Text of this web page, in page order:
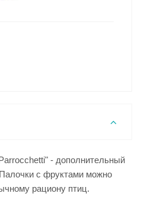
- дополнительный
с фруктами можно
рациону птиц.